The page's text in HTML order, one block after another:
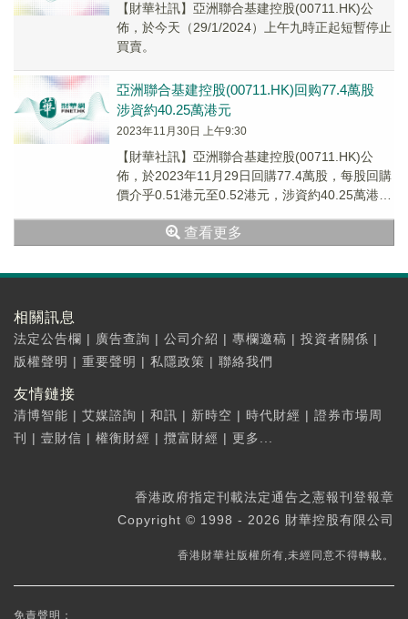
【財華社訊】亞洲聯合基建控股(00711.HK)公
佈，於今天（29/1/2024）上午九時正起短暫停止
買賣。
亞洲聯合基建控股(00711.HK)回购77.4萬股
涉資約40.25萬港元
2023年11月30日 上午9:30
【財華社訊】亞洲聯合基建控股(00711.HK)公
佈，於2023年11月29日回購77.4萬股，每股回購
價介乎0.51港元至0.52港元，涉資約40.25萬港
查看更多
相關訊息
法定公告欄 | 廣告查詢 | 公司介紹 | 專欄邀稿 | 投資者關係 |
版權聲明 | 重要聲明 | 私隱政策 | 聯絡我們
友情鏈接
清博智能 | 艾媒諮詢 | 和訊 | 新時空 | 時代財經 | 證券市場周
刊
| 壹財信 | 權衡財經 | 攬富財經 | 更多...
香港政府指定刊載法定通告之憲報刊登報章
Copyright © 1998 - 2026 財華控股有限公司
香港財華社版權所有,未經同意不得轉載。
免責聲明：